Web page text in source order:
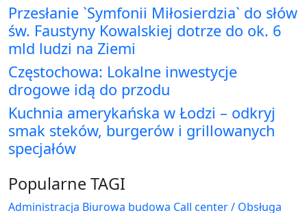
Przesłanie `Symfonii Miłosierdzia` do słów
św. Faustyny Kowalskiej dotrze do ok. 6
mld ludzi na Ziemi
Częstochowa: Lokalne inwestycje
drogowe idą do przodu
Kuchnia amerykańska w Łodzi – odkryj
smak steków, burgerów i grillowanych
specjałów
Popularne TAGI
Administracja Biurowa budowa Call center / Obsługa